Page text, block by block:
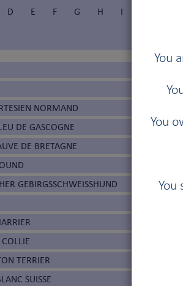
You
You
You
D E F G H I
NORMAND
DE GASCOGNE
DE BRETAGNE
GEBIRGSSCHWEISSHUND
TERRIER
SUISSE